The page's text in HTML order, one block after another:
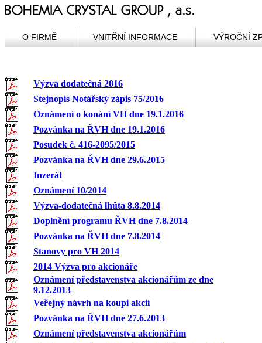
O FIRMĚ VNITŘNÍ INFORMACE VÝROČNÍ
Výzva dodatečná 2016
Stejnopis Notářský zápis 75/2016
Oznámení o konání VH dne 19.1.2016
Pozvánka na ŘVH dne 19.1.2016
Posudek č. 416-2095/2015
Pozvánka na ŘVH dne 29.6.2015
Inzerát
Oznámení 10/2014
Výzva-dodatečná lhůta 8.8.2014
Doplnění programu ŘVH dne 7.8.2014
Pozvánka na ŘVH dne 7.8.2014
Stanovy pro VH 2014
2014 Výzva pro akcionáře
Oznámení představenstva akcionářům ze dne
9.12.2013
Veřejný návrh na koupi akcií
Pozvánka na ŘVH dne 27.6.2013
Oznámení představenstva akcionářům